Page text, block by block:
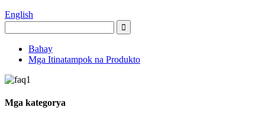
English
Bahay
Mga Itinatampok na Produkto
Mga kategorya